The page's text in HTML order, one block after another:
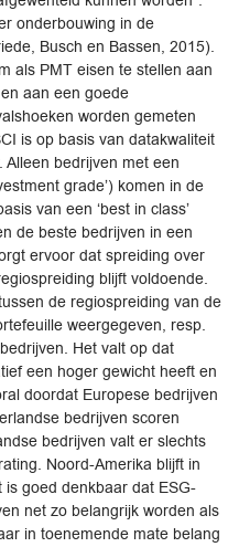
onderbouwing in de
Busch en Bassen, 2015).
als PMT eisen te stellen aan
aan een goede
worden gemeten
is op basis van datakwaliteit
bedrijven met een
grade’) komen in de
van een ‘best in class’
de beste bedrijven in een
ervoor dat spreiding over
blijft voldoende.
de regiospreiding van de
weergegeven, resp.
Het valt op dat
een hoger gewicht heeft en
doordat Europese bedrijven
bedrijven scoren
bedrijven valt er slechts
Noord-Amerika blijft in
goed denkbaar dat ESG-
net zo belangrijk worden als
in toenemende mate belang